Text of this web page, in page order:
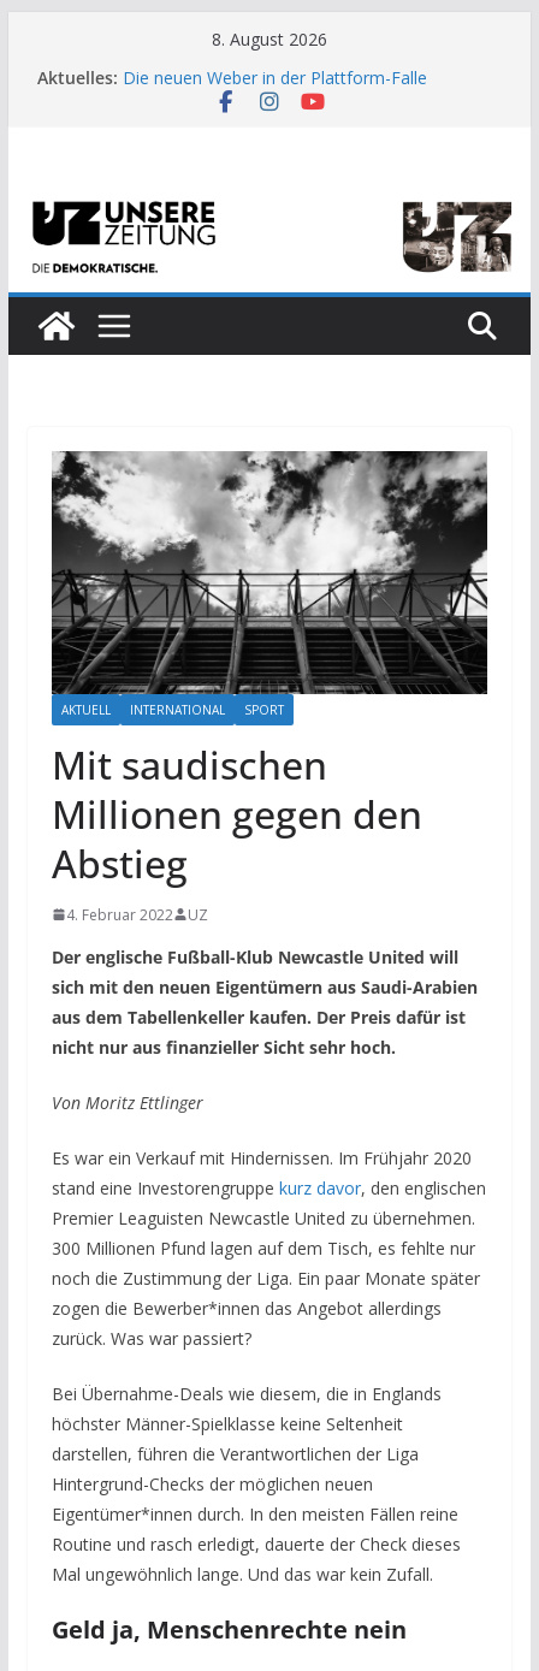
8. August 2026
Aktuelles: Die neuen Weber in der Plattform-Falle
Moment der Woche: Die Heuschrecke
US-Wahl: Arzt aus Detroit besiegt 70-Millionen-
Dollar-Lobby
AKTUELL INTERNATIONAL SPORT
Mit saudischen
Millionen gegen den
Abstieg
4. Februar 2022 UZ
Der englische Fußball-Klub Newcastle United will
sich mit den neuen Eigentümern aus Saudi-Arabien
aus dem Tabellenkeller kaufen. Der Preis dafür ist
nicht nur aus finanzieller Sicht sehr hoch.
Von Moritz Ettlinger
Es war ein Verkauf mit Hindernissen. Im Frühjahr 2020
stand eine Investorengruppe kurz davor, den englischen
Premier Leaguisten Newcastle United zu übernehmen.
300 Millionen Pfund lagen auf dem Tisch, es fehlte nur
noch die Zustimmung der Liga. Ein paar Monate später
zogen die Bewerber*innen das Angebot allerdings
zurück. Was war passiert?
Bei Übernahme-Deals wie diesem, die in Englands
höchster Männer-Spielklasse keine Seltenheit
darstellen, führen die Verantwortlichen der Liga
Hintergrund-Checks der möglichen neuen
Eigentümer*innen durch. In den meisten Fällen reine
Routine und rasch erledigt, dauerte der Check dieses
Mal ungewöhnlich lange. Und das war kein Zufall.
Geld ja, Menschenrechte nein